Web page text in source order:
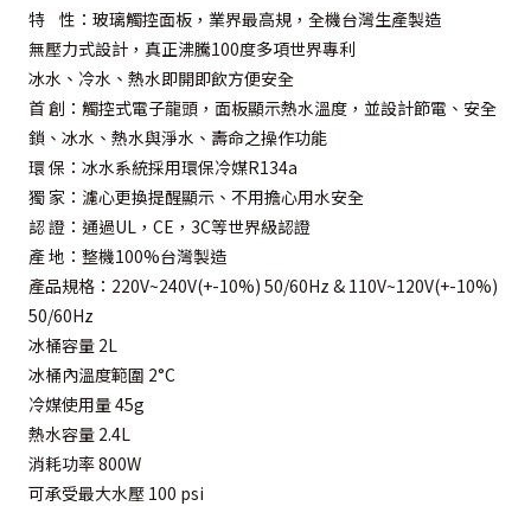
特 性：玻璃觸控面板，業界最高規，全機台灣生產製造
無壓力式設計，真正沸騰100度多項世界專利
冰水、冷水、熱水即開即飲方便安全
首 創：觸控式電子龍頭，面板顯示熱水溫度，並設計節電、安全
鎖、冰水、熱水與淨水、壽命之操作功能
環 保：冰水系統採用環保冷媒R134a
獨 家：濾心更換提醒顯示、不用擔心用水安全
認 證：通過UL，CE，3C等世界級認證
產 地：整機100%台灣製造
產品規格：220V~240V(+-10%) 50/60Hz & 110V~120V(+-10%)
50/60Hz
冰桶容量 2L
冰桶內溫度範圍 2°C
冷媒使用量 45g
熱水容量 2.4L
消耗功率 800W
可承受最大水壓 100 psi